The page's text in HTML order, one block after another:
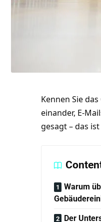
Kennen Sie
einander, E-
gesagt – das
Warum
Der